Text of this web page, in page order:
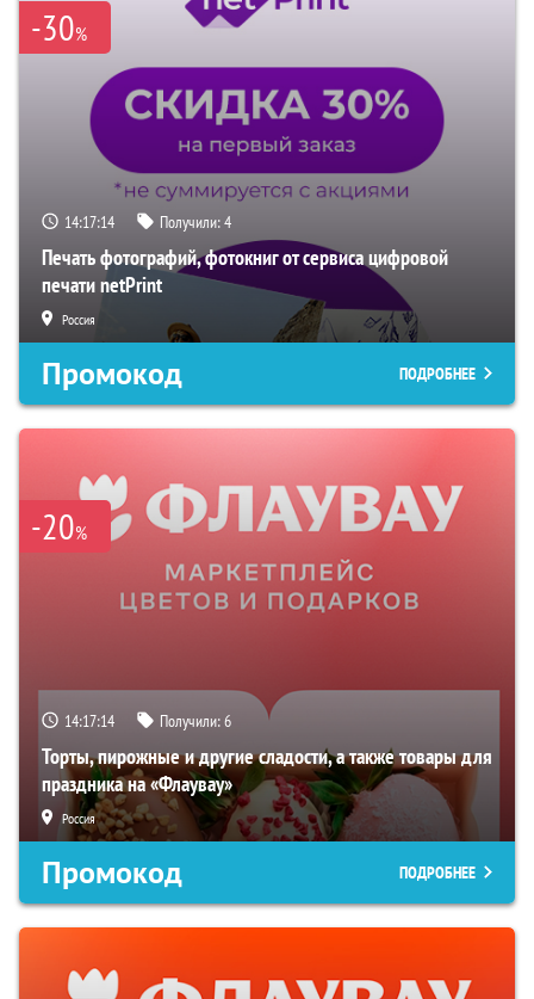
-30%
14:17:13 Получили:4
Печать фотографий, фотокниг от сервиса цифровой
печати netPrint
Россия
Промокод ПОДРОБНЕЕ
-20%
14:17:13 Получили:6
Торты, пирожные и другие сладости, а также товары для
праздника на «Флаувау»
Россия
Промокод ПОДРОБНЕЕ